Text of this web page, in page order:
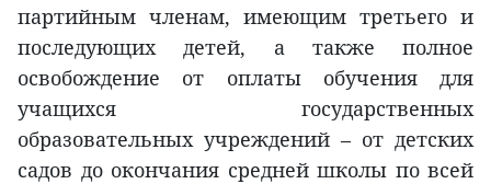
партийным членам, имеющим третьего и
последующих детей, а также полное
освобождение от оплаты обучения для
учащихся государственных
образовательных учреждений – от детских
садов до окончания средней школы по всей